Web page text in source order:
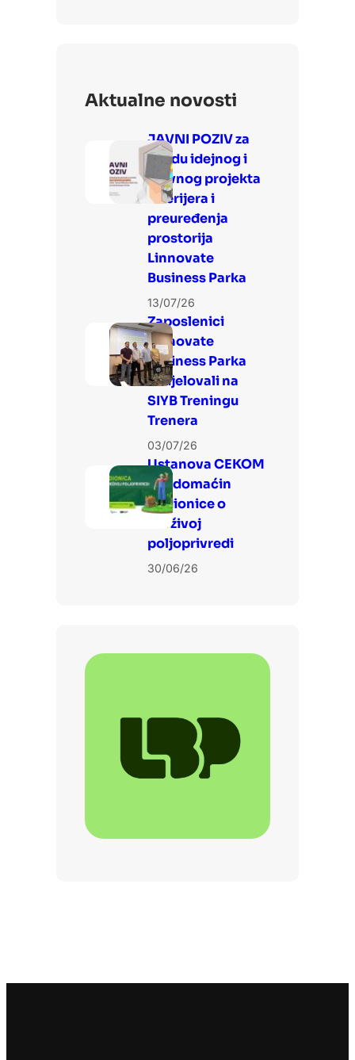
Aktualne novosti
JAVNI POZIV za
izradu idejnog i
glavnog projekta
interijera i
preuređenja
prostorija
Linnovate
Business Parka
13/07/26
Zaposlenici
Linnovate
Business Parka
sudjelovali na
SIYB Treningu
Trenera
03/07/26
Ustanova CEKOM
3LJ domaćin
Radionice o
održivoj
poljoprivredi
30/06/26